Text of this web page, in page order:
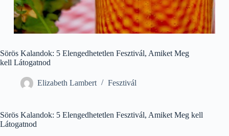
Sörös Kalandok: 5 Elengedhetetlen Fesztivál, Amiket Meg
kell Látogatnod
Elizabeth Lambert Fesztivál
Sörös Kalandok: 5 Elengedhetetlen Fesztivál, Amiket Meg kell
Látogatnod